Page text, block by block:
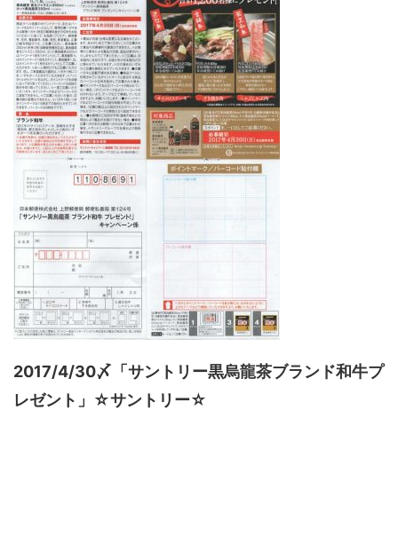
2017/4/30〆「サントリー黒烏龍茶ブランド和牛プ
レゼント」☆サントリー☆